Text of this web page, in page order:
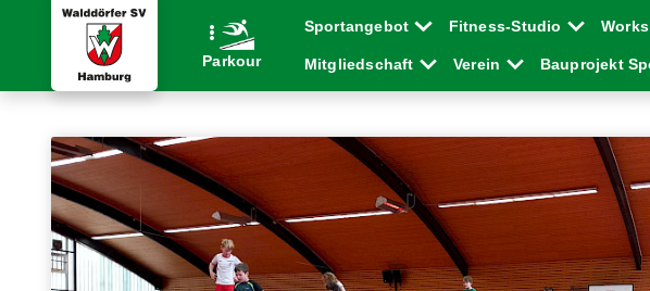
Parkour
Sportangebot Fitness-Studio
Mitgliedschaft Verein Bauprojekt